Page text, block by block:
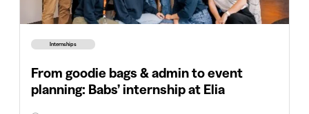
Internships
From goodie bags & admin to event
planning: Babs’ internship at Elia